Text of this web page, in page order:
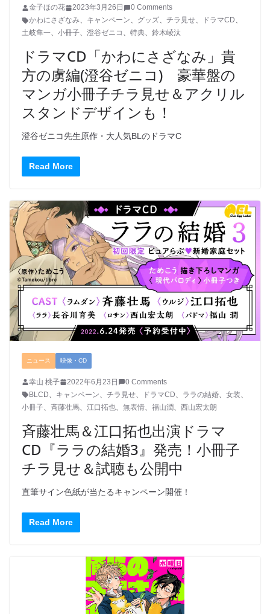
金子ほの花 2023年3月26日
0 Comments
かわにさざなみ、 キャンペーン、 グッズ、 チラ見せ、 ドラマCD、
土岐隼一、 小冊子、 澄谷ゼニコ 、 特典、 鈴木崚汰
ドラマCD「かわにさざなみ」貴
方の虜編(澄谷ゼニコ) 豪華盤の
マンガ小冊子チラ見せ＆アクリル
スタンドデザインも！
澄谷ゼニコ先生原作・大人気BLのドラマC
Read More
ニュース 映像・CD
幸山 桃子 2022年6月23日
0 Comments
BLCD
キャンペーン チラ見せ ドラマCD ララの結婚 女装
小冊子
斉藤壮馬 江口拓也 無表情 福山潤 西山宏太朗
斉藤壮馬＆江口拓也出演ドラマ
CD『ララの結婚3』発売！小冊子
チラ見せ＆試聴も公開中
直筆サイン色紙が当たるキャンペーン開催！
Read More